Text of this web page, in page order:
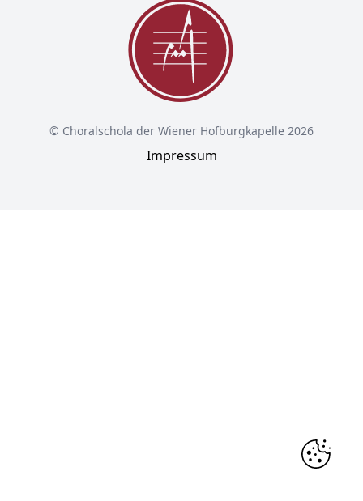
© Choralschola der Wiener Hofburgkapelle 2026
Impressum